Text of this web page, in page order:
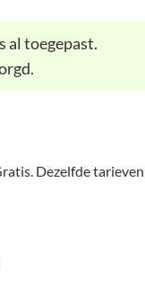
al toegepast.
Dezelfde tarieven